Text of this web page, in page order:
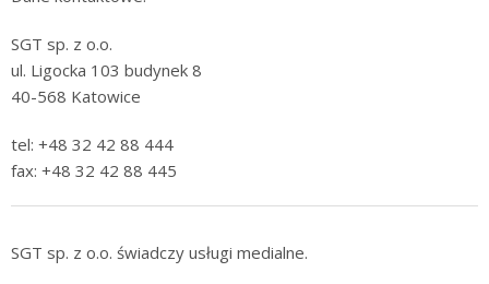
SGT sp. z o.o.
ul. Ligocka 103 budynek 8
40-568 Katowice
tel: +48 32 42 88 444
fax: +48 32 42 88 445
SGT sp. z o.o. świadczy usługi medialne.